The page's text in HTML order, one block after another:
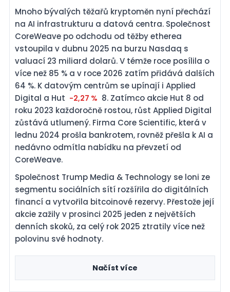
Mnoho bývalých těžařů kryptoměn nyní přechází
na AI infrastrukturu a datová centra. Společnost
CoreWeave po odchodu od těžby etherea
vstoupila v dubnu 2025 na burzu Nasdaq s
valuací 23 miliard dolarů. V témže roce posílila o
více než 85 % a v roce 2026 zatím přidává dalších
64 %. K datovým centrům se upínají i Applied
Digital a Hut -2,27 % 8. Zatímco akcie Hut 8 od
roku 2023 každoročně rostou, růst Applied Digital
zůstává utlumený. Firma Core Scientific, která v
lednu 2024 prošla bankrotem, rovněž přešla k AI a
nedávno odmítla nabídku na převzetí od
CoreWeave.
Společnost Trump Media & Technology se loni ze
segmentu sociálních sítí rozšířila do digitálních
financí a vytvořila bitcoinové rezervy. Přestože její
akcie zažily v prosinci 2025 jeden z největších
denních skoků, za celý rok 2025 ztratily více než
polovinu své hodnoty.
Načíst více